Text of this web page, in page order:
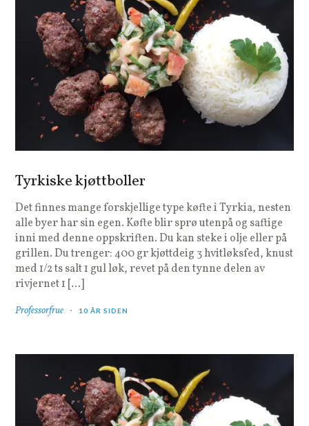
Tyrkiske kjøttboller
Det finnes mange forskjellige type køfte i Tyrkia, nesten
alle byer har sin egen. Køfte blir sprø utenpå og saftige
inni med denne oppskriften. Du kan steke i olje eller på
grillen. Du trenger: 400 gr kjøttdeig 3 hvitløksfed, knust
med 1/2 ts salt 1 gul løk, revet på den tynne delen av
rivjernet 1 […]
Professorfrue 10 ÅR SIDEN